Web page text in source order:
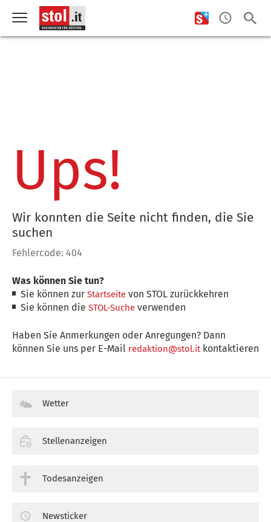
Ups!
Wir konnten die Seite nicht finden, die Sie
suchen
Fehlercode: 404
Was können Sie tun?
Sie können zurStartseite von STOL zurückkehren
Sie können dieSTOL-Suche verwenden
Haben Sie Anmerkungen oder Anregungen? Dann
können Sie uns per E-Mail redaktion@stol.itkontaktieren
Wetter
Stellenanzeigen
Todesanzeigen
Newsticker